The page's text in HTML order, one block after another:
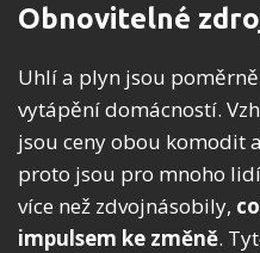
Obnovitelné
Uhlí a plyn jsou
vytápění domácností.
jsou ceny obou komodit
proto jsou pro mnoho
více než zdvojnásobily,
impulsem ke změně.